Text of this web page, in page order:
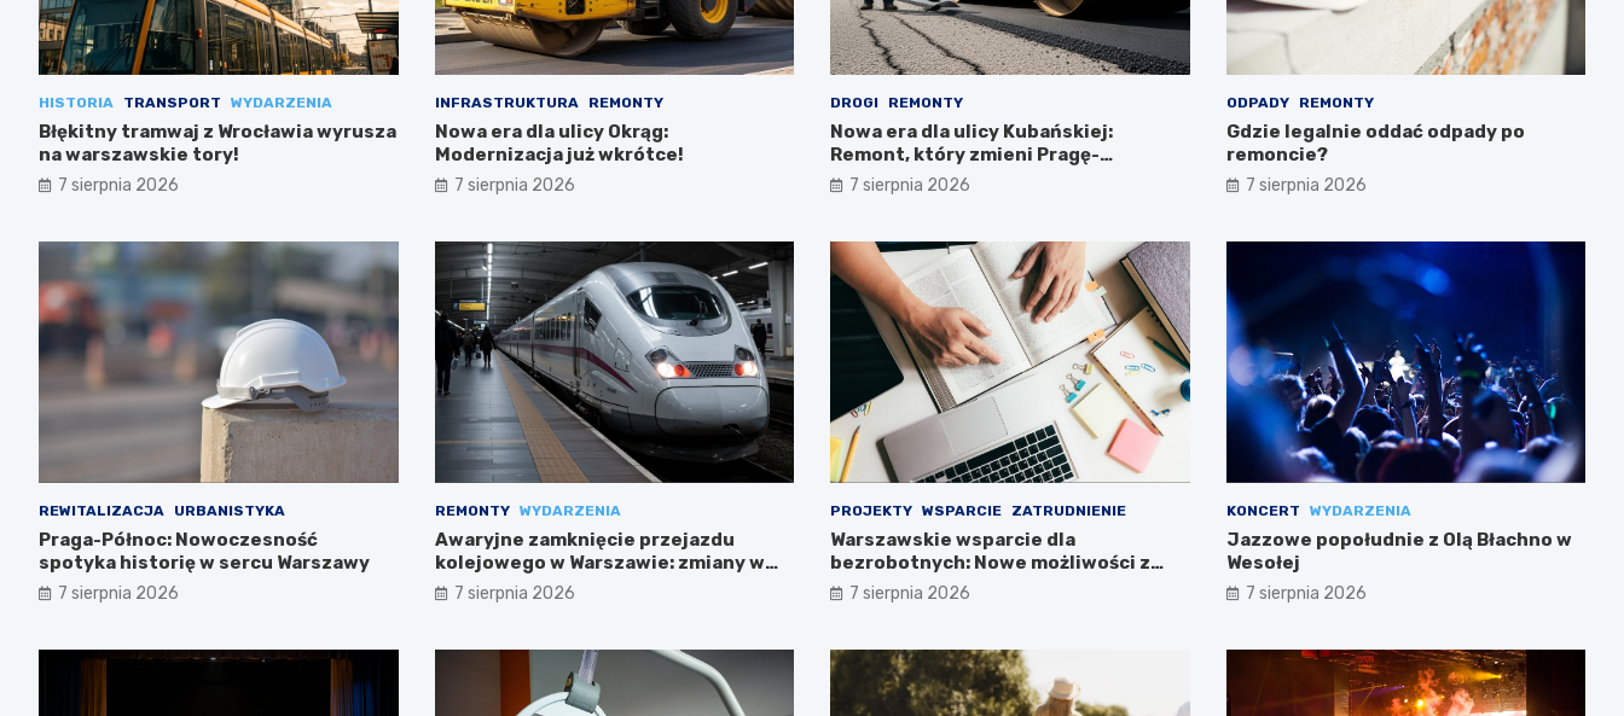
HISTORIA TRANSPORT WYDARZENIA
Błękitny tramwaj z Wrocławia wyrusza
na warszawskie tory!
7 sierpnia 2026
INFRASTRUKTURA REMONTY
Nowa era dla ulicy Okrąg:
Modernizacja już wkrótce!
7 sierpnia 2026
DROGI REMONTY
Nowa era dla ulicy Kubańskiej:
Remont, który zmieni Pragę-
Południe!
7 sierpnia 2026
ODPADY REMONTY
Gdzie legalnie oddać odpady po
remoncie?
7 sierpnia 2026
REWITALIZACJA URBANISTYKA
Praga-Północ: Nowoczesność
spotyka historię w sercu Warszawy
7 sierpnia 2026
REMONTY WYDARZENIA
Awaryjne zamknięcie przejazdu
kolejowego w Warszawie: zmiany w
trasach mieszkańców
7 sierpnia 2026
PROJEKTY WSPARCIE ZATRUDNIENIE
Warszawskie wsparcie dla
bezrobotnych: Nowe możliwości z
projektem FEM III
7 sierpnia 2026
KONCERT WYDARZENIA
Jazzowe popołudnie z Olą Błachno w
Wesołej
7 sierpnia 2026